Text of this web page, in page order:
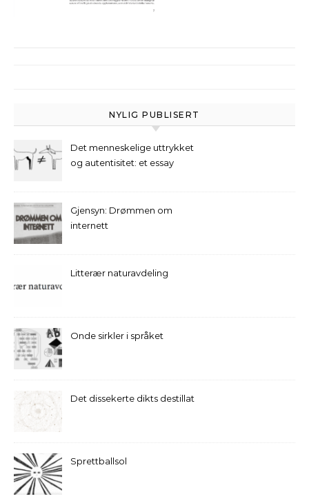
NYLIG PUBLISERT
Det menneskelige uttrykket
og autentisitet: et essay
Gjensyn: Drømmen om
internett
Litterær naturavdeling
Onde sirkler i språket
Det dissekerte dikts destillat
Sprettballsol